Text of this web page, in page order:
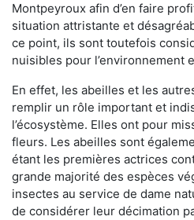
Montpeyroux afin d’en faire
situation attristante et
ce point, ils sont toutefois
nuisibles pour l’environnement
En effet, les abeilles et les
remplir un rôle important et
l’écosystème. Elles ont pour
fleurs. Les abeilles sont
étant les premières actrices
grande majorité des espèces
insectes au service de dame
de considérer leur décimation